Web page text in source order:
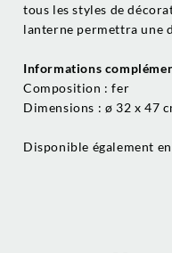
tous les styles de
lanterne permettra une
Informations
Composition : fer
Dimensions : ø 32 x 47
Disponible également